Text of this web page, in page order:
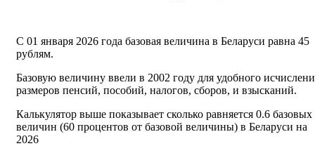
С 01 января 2026 года базовая величина в Беларуси равна 45
рублям.
Базовую величину ввели в 2002 году для удобного
размеров пенсий, пособий, налогов, сборов, и взысканий.
Калькулятор выше показывает сколько равняется 0.6 базовых
величин (60 процентов от базовой величины) в Беларуси на
2026